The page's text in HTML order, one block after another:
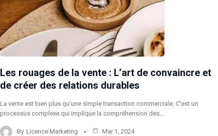
Les rouages de la vente : L’art de convaincre et
de créer des relations durables
La vente est bien plus qu’une simple transaction commerciale. C’est un
processus complexe qui implique la compréhension des…
By Licence Marketing Mar 1, 2024